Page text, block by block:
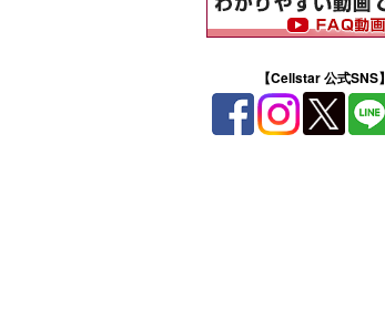
【Cellstar 公式SNS】